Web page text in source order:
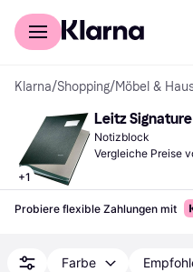
Für Shopper
Klarna/Shopping/Möbel &
+1
Leitz
Notizblock
Vergleiche Preise
Probiere flexible Zahlungen mit
Farbe